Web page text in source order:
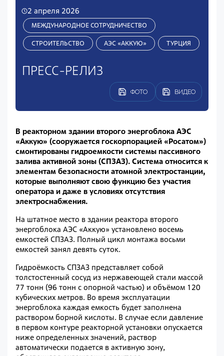
2 апреля 2026
МЕЖДУНАРОДНОЕ СОТРУДНИЧЕСТВО
СТРОИТЕЛЬСТВО АЭС «АККУЮ» ТУРЦИЯ
ПРЕСС-РЕЛИЗ
ФОТО ВИДЕО
В реакторном здании второго энергоблока АЭС
«Аккую» (сооружается госкорпорацией «Росатом»)
смонтированы гидроемкости системы пассивного
залива активной зоны (СПЗАЗ). Система относится к
элементам безопасности атомной электростанции,
которые выполняют свою функцию без участия
оператора и даже в условиях отсутствия
электроснабжения.
На штатное место в здании реактора второго
энергоблока АЭС «Аккую» установлено восемь
емкостей СПЗАЗ. Полный цикл монтажа восьми
емкостей занял девять суток.
Гидроёмкость СПЗАЗ представляет собой
толстостенный сосуд из нержавеющей стали массой
77 тонн (96 тонн с опорной частью) и объёмом 120
кубических метров. Во время эксплуатации
энергоблока каждая емкость будет заполнена
раствором борной кислоты. В случае если давление
в первом контуре реакторной установки опускается
ниже определенных значений, раствор
автоматически подается в активную зону,